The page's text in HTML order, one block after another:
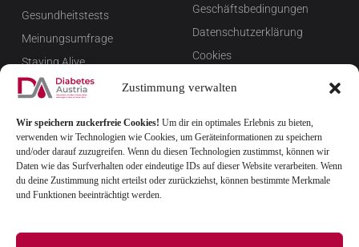
Zustimmung verwalten
Wir speichern zuckerfreie Cookies! Um dir ein optimales Erlebnis zu bieten,
verwenden wir Technologien wie Cookies, um Geräteinformationen zu speichern
und/oder darauf zuzugreifen. Wenn du diesen Technologien zustimmst, können wir
Daten wie das Surfverhalten oder eindeutige IDs auf dieser Website verarbeiten. Wenn
du deine Zustimmung nicht erteilst oder zurückziehst, können bestimmte Merkmale
und Funktionen beeinträchtigt werden.
Gesundheitstests
Meinungsumfrage
Staying Alive
Favoriten
Geschäftsbedingungen
Datenschutzerklärung
Cookies
Newsletter verwalten
FAQ